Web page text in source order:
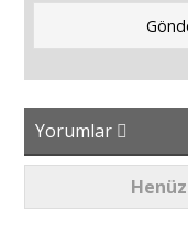
Yorumlar